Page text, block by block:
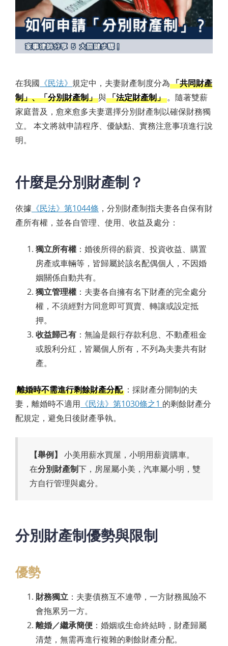
在我國 《民法》 規定中，夫妻財產制度分為「共同財產
制」、「分別財產制」與「法定財產制」。隨著雙薪
家庭普及，愈來愈多夫妻選擇分別財產制以確保財務獨
立。 本文將就申請程序、優缺點、實務注意事項進行說
明。
什麼是分別財產制？
依據 《民法》第1044條 ，分別財產制指夫妻各自保有財
產所有權，並各自管理、使用、收益及處分：
獨立所有權 ：婚後所得的薪資、投資收益、購置
房產或車輛等，皆歸屬於該名配偶個人，不因婚
姻關係自動共有。
獨立管理權 ：夫妻各自擁有名下財產的完全處分
權，不須經對方同意即可買賣、轉讓或設定抵
押。
收益歸己有 ：無論是銀行存款利息、不動產租金
或股利分紅，皆屬個人所有，不列為夫妻共有財
產。
離婚時不需進行剩餘財產分配 ：採財產分開制的夫
妻，離婚時不適用 《民法》第1030條之1 的剩餘財產分
配規定，避免日後財產爭執。
【舉例】
小美用薪水買屋，小明用薪資購車。
在分別財產制下，房屋屬小美，汽車屬小明，雙
方自行管理與處分。
分別財產制優勢與限制
優勢
財務獨立 ：夫妻債務互不連帶，一方財務風險不
會拖累另一方。
離婚／繼承簡便 ：婚姻或生命終結時，財產歸屬
清楚，無需再進行複雜的剩餘財產分配。